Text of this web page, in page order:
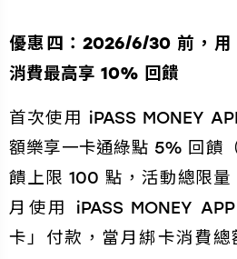
優惠四：2026/6/30 前，用
消費最高享 10% 回饋
首次使用 iPASS MONEY
額樂享一卡通綠點 5% 回饋
饋上限 100 點，活動總限
月使用 iPASS MONEY
卡」付款，當月綁卡消費